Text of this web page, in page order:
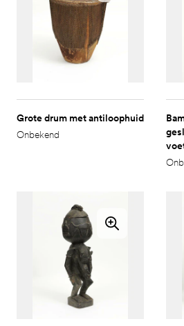
Grote drum met antiloophuid
Onbekend